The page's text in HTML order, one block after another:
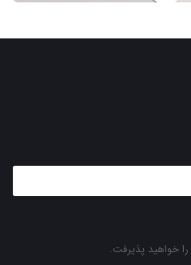
را خواهید پذیرفت.